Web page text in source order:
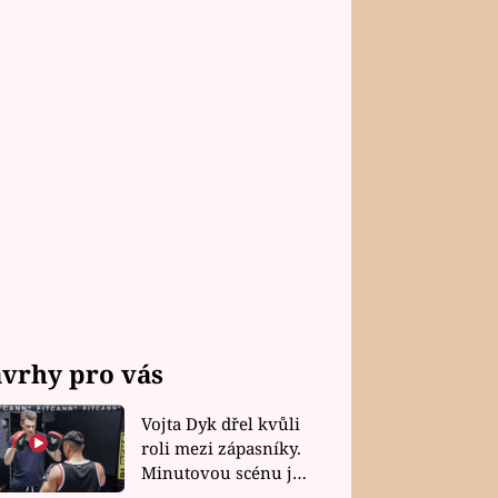
pro vás
Vojta Dyk dřel kvůli
roli mezi zápasníky.
Minutovou scénu jel